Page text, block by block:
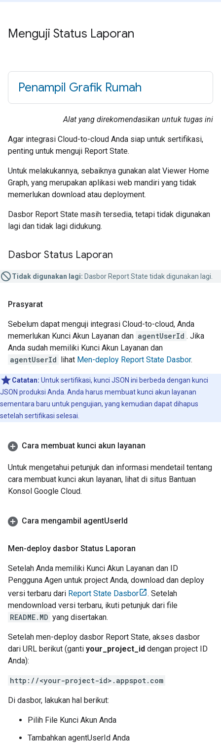
Menguji Status Laporan
Penampil Grafik Rumah
Alat yang direkomendasikan untuk tugas ini
Agar integrasi Cloud-to-cloud Anda siap untuk sertifikasi,
penting untuk menguji Report State.
Untuk melakukannya, sebaiknya gunakan alat Viewer Home
Graph, yang merupakan aplikasi web mandiri yang tidak
memerlukan download atau deployment.
Dasbor Report State masih tersedia, tetapi tidak digunakan
lagi dan tidak lagi didukung.
Dasbor Status Laporan
Tidak digunakan lagi: Dasbor Report State tidak digunakan lagi.
Prasyarat
Sebelum dapat menguji integrasi Cloud-to-cloud, Anda
memerlukan Kunci Akun Layanan dan agentUserId . Jika
Anda sudah memiliki Kunci Akun Layanan dan
agentUserId lihat Men-deploy Report State Dasbor.
Catatan: Untuk sertifikasi, kunci JSON ini berbeda dengan kunci
JSON produksi Anda. Anda harus membuat kunci akun layanan
sementara baru untuk pengujian, yang kemudian dapat dihapus
setelah sertifikasi selesai.
Cara membuat kunci akun layanan
Untuk mengetahui petunjuk dan informasi mendetail tentang
cara membuat kunci akun layanan, lihat di situs Bantuan
Konsol Google Cloud.
Cara mengambil agentUserId
Men-deploy dasbor Status Laporan
Setelah Anda memiliki Kunci Akun Layanan dan ID
Pengguna Agen untuk project Anda, download dan deploy
versi terbaru dari Report State Dasbor
. Setelah
mendownload versi terbaru, ikuti petunjuk dari file
README.MD yang disertakan.
Setelah men-deploy dasbor Report State, akses dasbor
dari URL berikut (ganti your_project_id dengan project ID
Anda):
http://<your-project-id>.appspot.com
Di dasbor, lakukan hal berikut:
Pilih File Kunci Akun Anda
Tambahkan agentUserId Anda